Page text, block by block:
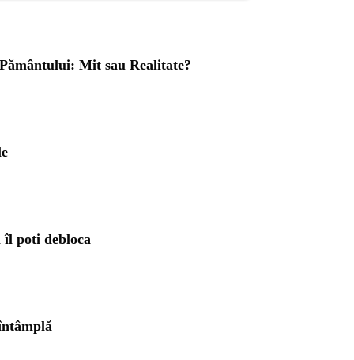
Mit sau Realitate?
îl poti debloca